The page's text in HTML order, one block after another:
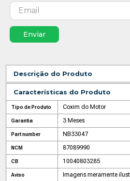
Enviar
Descrição do Produto
Características do Produto
Tipo de Produto Coxim do Motor
Garantia 3 Meses
Part number NB33047
NCM 87089990
CB 10040803285
Aviso Imagens meramente